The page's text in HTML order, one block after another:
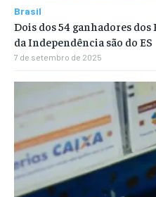
Brasil
Dois dos 54 ganhadores
da Independência são do ES
7 de setembro de 2025